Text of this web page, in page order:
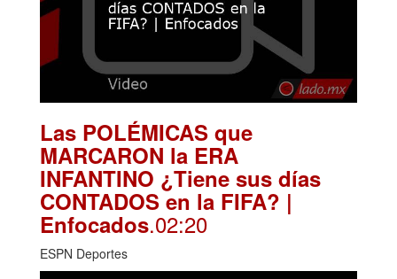
Las POLÉMICAS que
MARCARON la ERA
INFANTINO ¿Tiene sus días
CONTADOS en la FIFA? |
Enfocados.02:20
ESPN Deportes